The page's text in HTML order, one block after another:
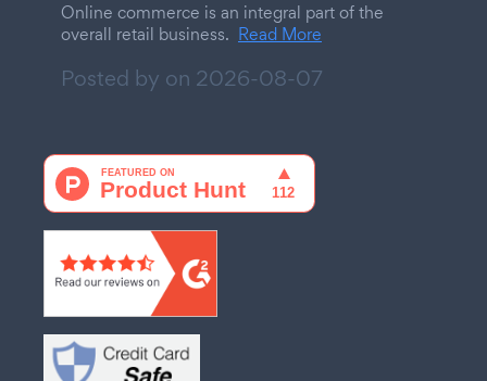
Online commerce is an integral part of the
overall retail business. Read More
Posted by on 2026-08-07